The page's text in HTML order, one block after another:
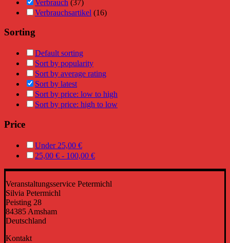
Verbrauch (37)
Verbrauchsartikel (16)
Sorting
Default sorting
Sort by popularity
Sort by average rating
Sort by latest
Sort by price: low to high
Sort by price: high to low
Price
Under 25,00 €
25,00 € - 100,00 €
Veranstaltungsservice Petermichl
Silvia Petermichl
Peisting 28
84385 Amsham
Deutschland
Kontakt